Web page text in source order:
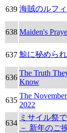
639 海賊のルフィ
638 Maiden's
637 鯨に秘めら
636
The Truth
Know
635
The
2022
634
ミサイル祭
－ 新年のご